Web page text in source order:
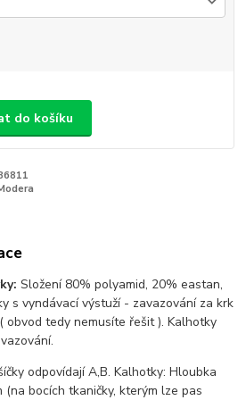
do košíku
Složení 80% polyamid, 20% eastan,
s vyndávací výstuží - zavazování za krk
obvod tedy nemusíte řešit ). Kalhotky
odpovídají A,B. Kalhotky: Hloubka
(na bocích tkaničky, kterým lze pas